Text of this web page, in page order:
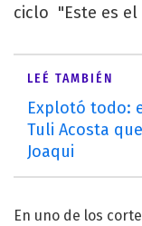
ciclo "Este es el
LEÉ TAMBIÉN
Explotó todo:
Tuli Acosta
Joaqui
En uno de los